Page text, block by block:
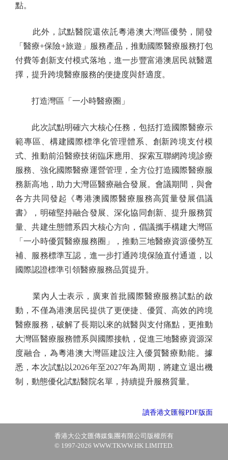
點。
此外，試點醫院還依託粵港澳大灣區優勢，開發
「醫療+保險+旅遊」服務產品，推動國際醫療服務打包
付費等創新支付模式落地，進一步豐富港澳居民就醫選
擇，提升跨境醫療服務的便捷度與舒適度。
打造灣區「一小時醫療圈」
此次試點明確六大核心任務，包括打造國際醫療示
範專區、構建國際標準化管理體系、創新跨境支付模
式、推動前沿醫療技術臨床應用、探索互聯網跨境診療
服務、強化國際醫療運營管理，全方位打造國際醫療服
務新高地，助力大灣區醫療融合發展。會議期間，與會
各方共同發起《粵港澳國際醫療服務高質量發展倡議
書》，明確堅持融合發展、深化協同創新、提升服務質
量、共建生態體系四大核心方向，倡議攜手構建大灣區
「一小時優質醫療服務圈」，推動三地醫療資源優勢互
補、服務標準互認，進一步打通跨境保險直付通道，以
國際認證標準引領醫療服務品質提升。
業內人士表示，廣東首批國際醫療服務試點的啟
動，不僅為港澳居民提供了更便捷、優質、高效的跨境
醫療服務，破解了長期以來的就醫與支付痛點，更推動
大灣區醫療服務體系與國際接軌，促進三地醫療資源深
度融合，為粵港澳大灣區建設注入優質醫療動能。據
悉，本次試點以2026年至2027年為周期，將建立退出機
制，動態優化試點醫院名單，持續提升服務質量。
讀香港文匯報PDF版面
香港大公文匯傳媒集團有限公司版權所有
© 1997-2026 WWW.TKWW.HK LIMITED.